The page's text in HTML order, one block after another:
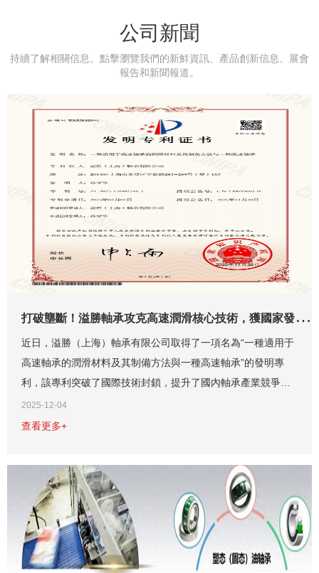
file ID:
connection speed:
公司新聞
持續了解相關信息。點擊瀏覽我們的新鮮資訊、產品創新信息、展會
報告和新聞報道。
打
破壟斷！溢勝軸承攻克高速潤滑核心技術，獲國家發明專利
近日，溢勝（上海）軸承有限公司取得了一項名為“一種適用于
高速軸承的潤滑材料及其制備方法與一種高速軸承”的發明專
利，該專利突破了國際技術封鎖，提升了國內軸承產業競爭
力，其潤滑材料及軸承設計顯著提高了高速軸承的性能與使用
壽命。...
2025-12-04
查看更多+